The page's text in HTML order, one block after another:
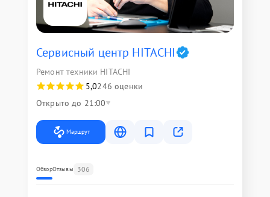
Сервисный центр HITACHI
Ремонт техники HITACHI
5,0246 оценки
Открыто до 21:00
Маршрут
ОбзорОтзывы 306